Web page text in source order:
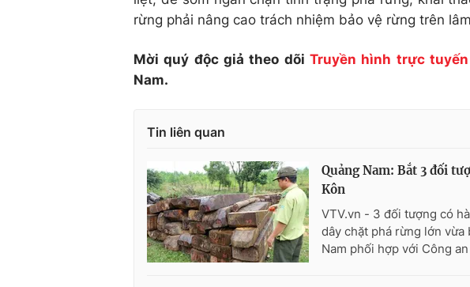
rừng phải nâng cao trách nhiệm bảo vệ rừng trên
Mời quý độc giả theo dõi Truyền hình trực tuyến
Nam.
Tin liên quan
Quảng Nam: Bắt 3 đối
Kôn
VTV.vn - 3 đối tượng có
dây chặt phá rừng lớn vừa
Nam phối hợp với Công